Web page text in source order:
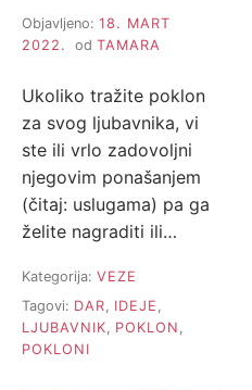
Objavljeno: 18. MART
2022.
od TAMARA
Ukoliko tražite poklon
za svog ljubavnika, vi
ste ili vrlo zadovoljni
njegovim ponašanjem
(čitaj: uslugama) pa ga
želite nagraditi ili…
Kategorija: VEZE
Tagovi: DAR IDEJE
LJUBAVNIK
POKLON
POKLONI